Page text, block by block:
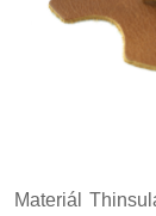
Materiál